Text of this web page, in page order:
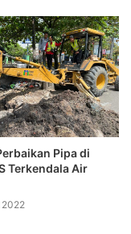
Pipa di
Terkendala Air